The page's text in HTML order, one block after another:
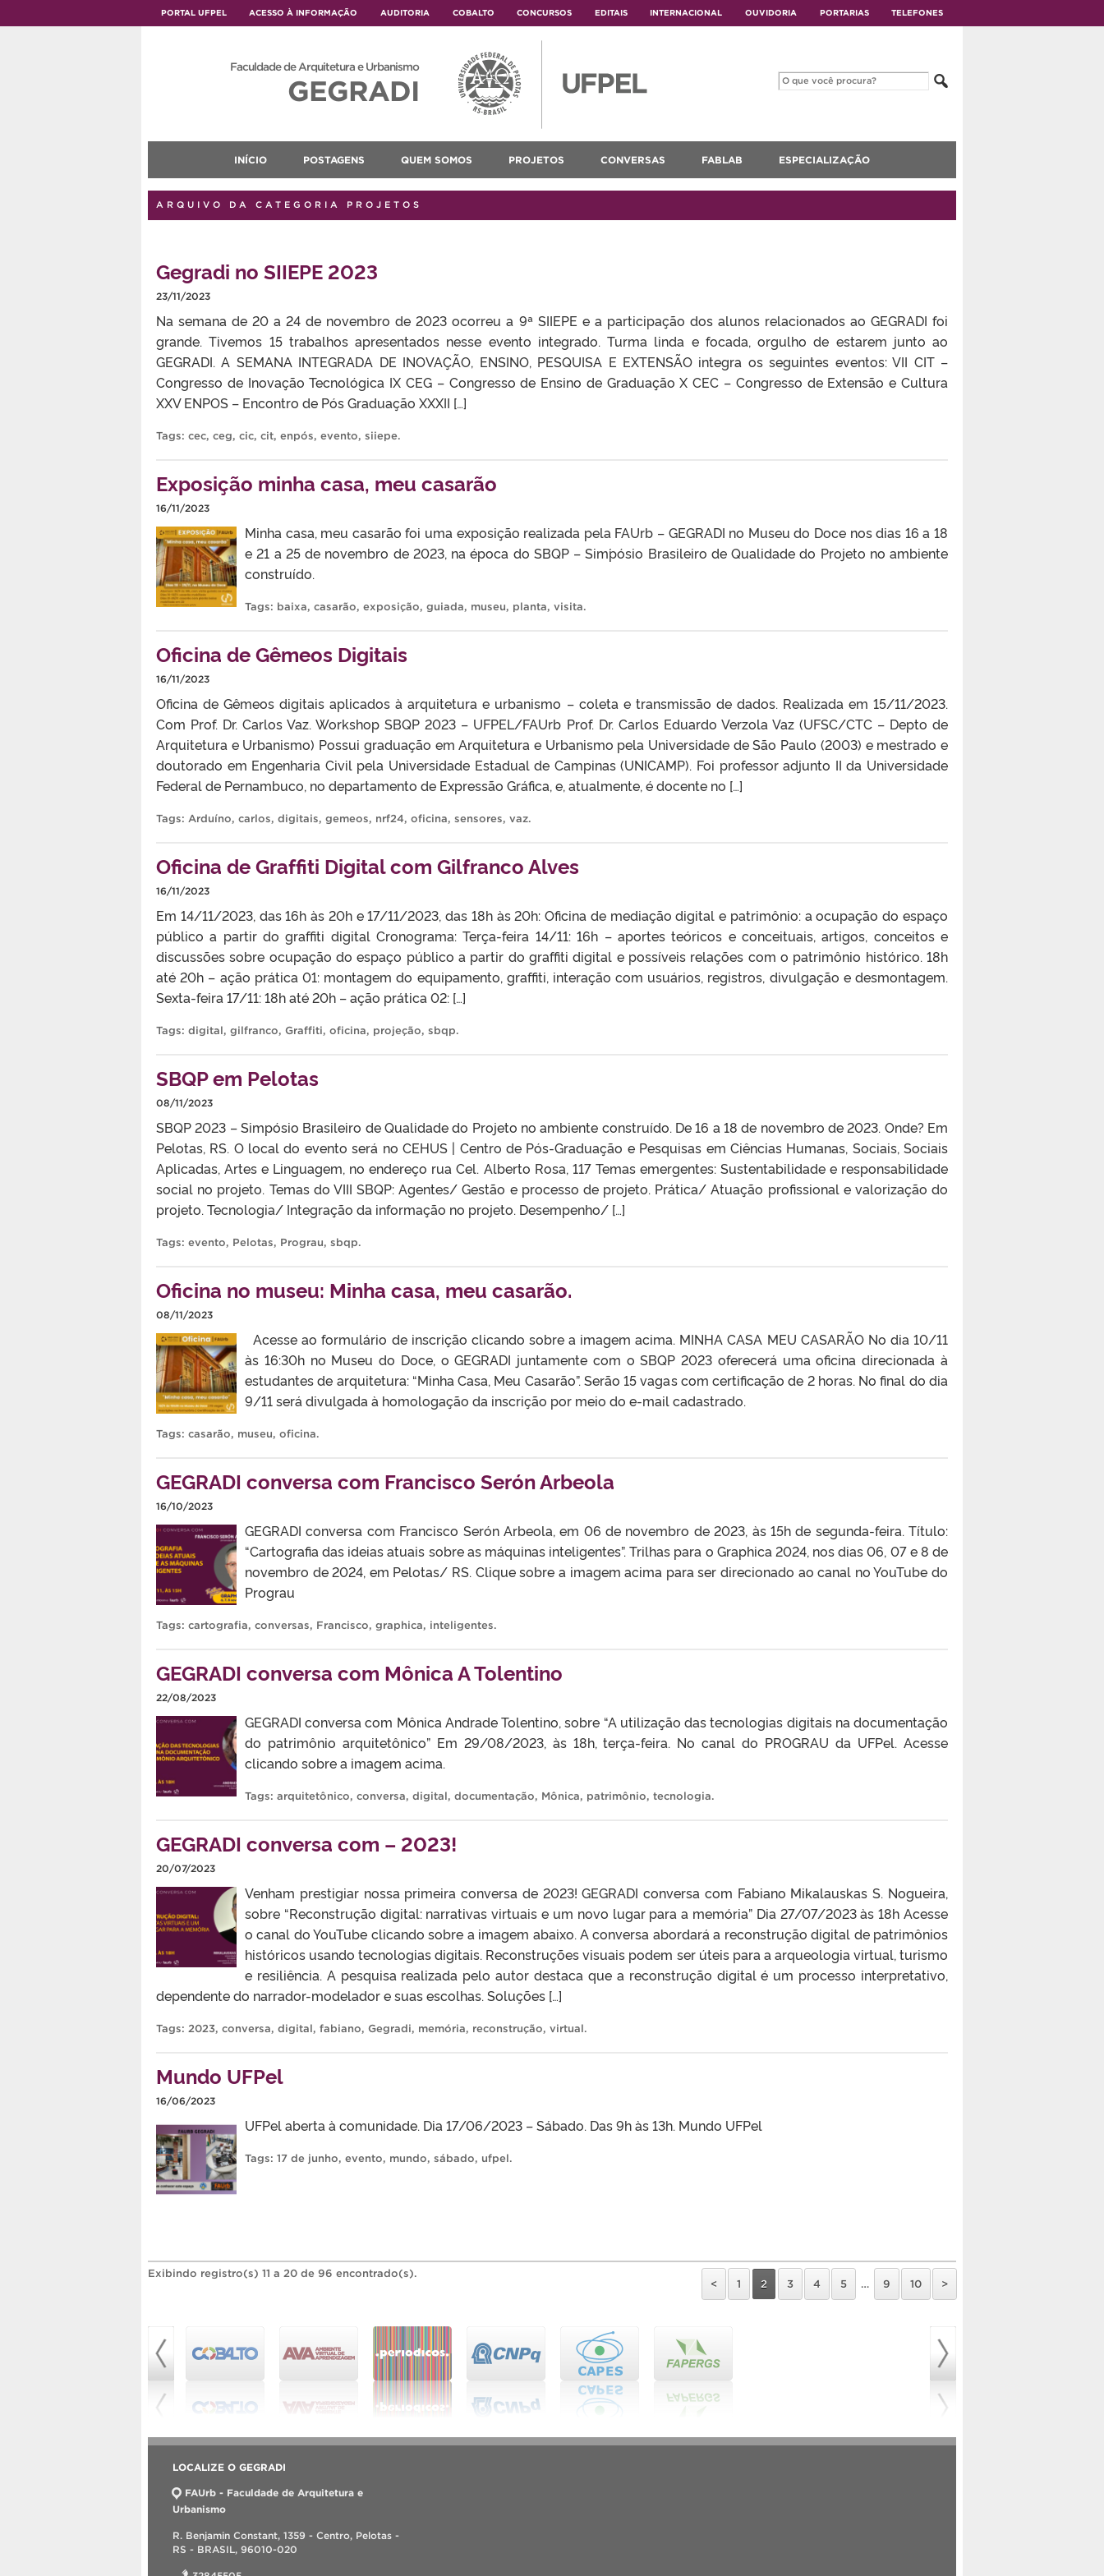
PORTAL UFPEL ACESSO À INFORMAÇÃO AUDITORIA COBALTO CONCURSOS EDITAIS INTERNACIONAL OUVIDORIA PORTARIAS TELEFONES
Faculdade de Arquitetura e Urbanismo
GEGRADI
INÍCIO POSTAGENS QUEM SOMOS PROJETOS CONVERSAS FABLAB ESPECIALIZAÇÃO
ARQUIVO DA CATEGORIA PROJETOS
Gegradi no SIIEPE 2023
23/11/2023
Na semana de 20 a 24 de novembro de 2023 ocorreu a 9ª SIIEPE e a participação dos alunos relacionados ao GEGRADI foi
grande. Tivemos 15 trabalhos apresentados nesse evento integrado. Turma linda e focada, orgulho de estarem junto ao
GEGRADI. A SEMANA INTEGRADA DE INOVAÇÃO, ENSINO, PESQUISA E EXTENSÃO integra os seguintes eventos: VII CIT –
Congresso de Inovação Tecnológica IX CEG – Congresso de Ensino de Graduação X CEC – Congresso de Extensão e Cultura
XXV ENPOS – Encontro de Pós Graduação XXXII […]
Tags: cec, ceg, cic, cit, enpós, evento, siiepe.
Exposição minha casa, meu casarão
16/11/2023
Minha casa, meu casarão foi uma exposição realizada pela FAUrb – GEGRADI no Museu do Doce nos dias 16 a 18
e 21 a 25 de novembro de 2023, na época do SBQP – Sim´pósio Brasileiro de Qualidade do Projeto no ambiente
construído.
Tags: baixa, casarão, exposição, guiada, museu, planta, visita.
Oficina de Gêmeos Digitais
16/11/2023
Oficina de Gêmeos digitais aplicados à arquitetura e urbanismo – coleta e transmissão de dados. Realizada em 15/11/2023.
Com Prof. Dr. Carlos Vaz. Workshop SBQP 2023 – UFPEL/FAUrb Prof. Dr. Carlos Eduardo Verzola Vaz (UFSC/CTC – Depto de
Arquitetura e Urbanismo) Possui graduação em Arquitetura e Urbanismo pela Universidade de São Paulo (2003) e mestrado e
doutorado em Engenharia Civil pela Universidade Estadual de Campinas (UNICAMP). Foi professor adjunto II da Universidade
Federal de Pernambuco, no departamento de Expressão Gráfica, e, atualmente, é docente no […]
Tags: Arduíno, carlos, digitais, gemeos, nrf24, oficina, sensores, vaz.
Oficina de Graffiti Digital com Gilfranco Alves
16/11/2023
Em 14/11/2023, das 16h às 20h e 17/11/2023, das 18h às 20h: Oficina de mediação digital e patrimônio: a ocupação do espaço
público a partir do graffiti digital Cronograma: Terça-feira 14/11: 16h – aportes teóricos e conceituais, artigos, conceitos e
discussões sobre ocupação do espaço público a partir do graffiti digital e possíveis relações com o patrimônio histórico. 18h
até 20h – ação prática 01: montagem do equipamento, graffiti, interação com usuários, registros, divulgação e desmontagem.
Sexta-feira 17/11: 18h até 20h – ação prática 02: […]
Tags: digital, gilfranco, Graffiti, oficina, projeção, sbqp.
SBQP em Pelotas
08/11/2023
SBQP 2023 – Simpósio Brasileiro de Qualidade do Projeto no ambiente construído. De 16 a 18 de novembro de 2023. Onde? Em
Pelotas, RS. O local do evento será no CEHUS | Centro de Pós-Graduação e Pesquisas em Ciências Humanas, Sociais, Sociais
Aplicadas, Artes e Linguagem, no endereço rua Cel. Alberto Rosa, 117 Temas emergentes: Sustentabilidade e responsabilidade
social no projeto. Temas do VIII SBQP: Agentes/ Gestão e processo de projeto. Prática/ Atuação profissional e valorização do
projeto. Tecnologia/ Integração da informação no projeto. Desempenho/ […]
Tags: evento, Pelotas, Prograu, sbqp.
Oficina no museu: Minha casa, meu casarão.
08/11/2023
Acesse ao formulário de inscrição clicando sobre a imagem acima. MINHA CASA MEU CASARÃO No dia 10/11
às 16:30h no Museu do Doce, o GEGRADI juntamente com o SBQP 2023 oferecerá uma oficina direcionada à
estudantes de arquitetura: “Minha Casa, Meu Casarão”. Serão 15 vagas com certificação de 2 horas. No final do dia
9/11 será divulgada à homologação da inscrição por meio do e-mail cadastrado.
Tags: casarão, museu, oficina.
GEGRADI conversa com Francisco Serón Arbeola
16/10/2023
GEGRADI conversa com Francisco Serón Arbeola, em 06 de novembro de 2023, às 15h de segunda-feira. Título:
“Cartografia das ideias atuais sobre as máquinas inteligentes”. Trilhas para o Graphica 2024, nos dias 06, 07 e 8 de
novembro de 2024, em Pelotas/ RS. Clique sobre a imagem acima para ser direcionado ao canal no YouTube do
Prograu
Tags: cartografia, conversas, Francisco, graphica, inteligentes.
GEGRADI conversa com Mônica A Tolentino
22/08/2023
GEGRADI conversa com Mônica Andrade Tolentino, sobre “A utilização das tecnologias digitais na documentação
do patrimônio arquitetônico” Em 29/08/2023, às 18h, terça-feira. No canal do PROGRAU da UFPel. Acesse
clicando sobre a imagem acima.
Tags: arquitetônico, conversa, digital, documentação, Mônica, patrimônio, tecnologia.
GEGRADI conversa com – 2023!
20/07/2023
Venham prestigiar nossa primeira conversa de 2023! GEGRADI conversa com Fabiano Mikalauskas S. Nogueira,
sobre “Reconstrução digital: narrativas virtuais e um novo lugar para a memória” Dia 27/07/2023 às 18h Acesse
o canal do YouTube clicando sobre a imagem abaixo. A conversa abordará a reconstrução digital de patrimônios
históricos usando tecnologias digitais. Reconstruções visuais podem ser úteis para a arqueologia virtual, turismo
e resiliência. A pesquisa realizada pelo autor destaca que a reconstrução digital é um processo interpretativo,
dependente do narrador-modelador e suas escolhas. Soluções […]
Tags: 2023, conversa, digital, fabiano, Gegradi, memória, reconstrução, virtual.
Mundo UFPel
16/06/2023
UFPel aberta à comunidade. Dia 17/06/2023 – Sábado. Das 9h às 13h. Mundo UFPel
Tags: 17 de junho, evento, mundo, sábado, ufpel.
Exibindo registro(s) 11 a 20 de 96 encontrado(s).
<
1 2 3 4 5 … 9 10 >
LOCALIZE O GEGRADI
FAUrb - Faculdade de Arquitetura e
Urbanismo
R. Benjamin Constant, 1359 - Centro, Pelotas -
RS - BRASIL, 96010-020